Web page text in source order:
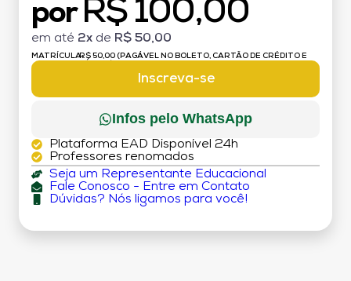
por R$ 100,00
em até 2x de R$ 50,00
MATRÍCULA:R$ 50,00 (PAGÁVEL NO BOLETO, CARTÃO DE CRÉDITO E
Inscreva-se
Infos pelo WhatsApp
Plataforma EAD Disponível 24h
Professores renomados
Seja um Representante Educacional
Fale Conosco - Entre em Contato
Dúvidas? Nós ligamos para você!